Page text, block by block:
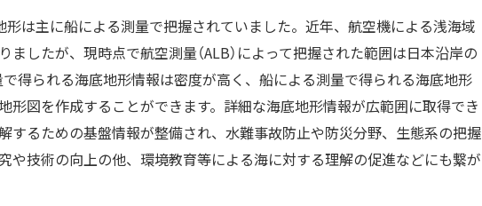
形は主に船による測量で把握されていました。近年、航空機による浅海域
したが、現時点で航空測量（ALB）によって把握された範囲は日本沿岸の
得られる海底地形情報は密度が高く、船による測量で得られる海底地形
形図を作成することができます。詳細な海底地形情報が広範囲に取得でき
するための基盤情報が整備され、水難事故防止や防災分野、生態系の把握
や技術の向上の他、環境教育等による海に対する理解の促進などにも繋が